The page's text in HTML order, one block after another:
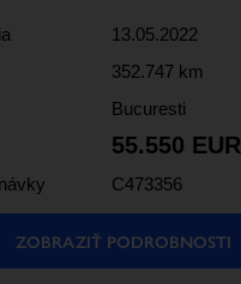
13.05.2022
352.747 km
Bucuresti
55.550 EUR
C473356
ZOBRAZIŤ PODROBNOSTI